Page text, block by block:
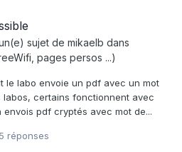
sujet de mikaelb dans
pages persos ...)
le labo envoie un pdf avec un mot
labos, certains fonctionnent avec
pdf cryptés avec mot de...
réponses